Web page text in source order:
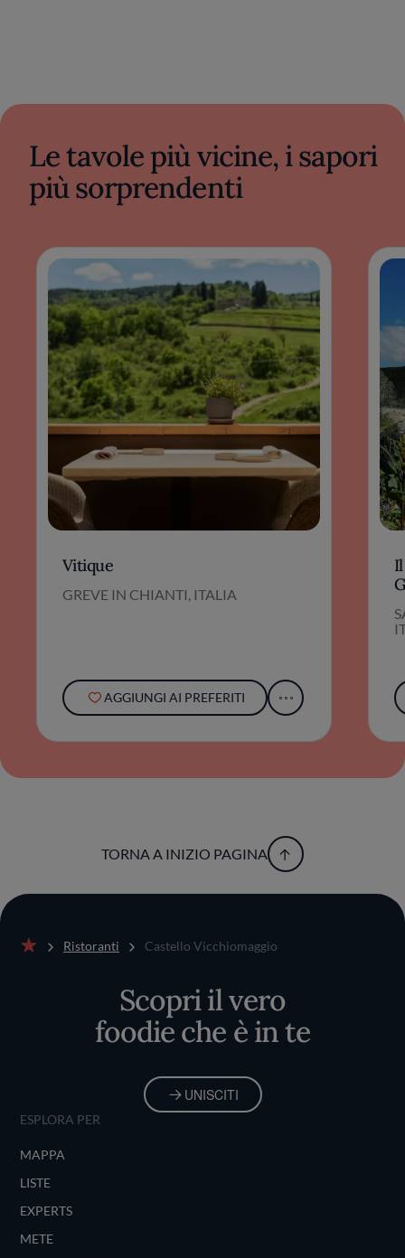
Le tavole più vicine, i sapori
più sorprendenti
Vitique
GREVE IN CHIANTI, ITALIA
AGGIUNGI AI PREFERITI
TORNA A INIZIO PAGINA
Ristoranti Castello Vicchiomaggio
Scopri il vero
foodie che è in te
UNISCITI
ESPLORA PER
MAPPA
LISTE
EXPERTS
METE